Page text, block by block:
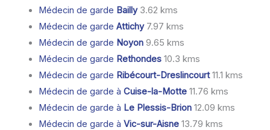
Médecin de garde Bailly3.62 kms
Médecin de garde Attichy7.97 kms
Médecin de garde Noyon9.65 kms
Médecin de garde Rethondes10.3 kms
Médecin de garde Ribécourt-Dreslincourt11.1 kms
Médecin de garde à Cuise-la-Motte11.76 kms
Médecin de garde à Le Plessis-Brion12.09 kms
Médecin de garde à Vic-sur-Aisne13.79 kms